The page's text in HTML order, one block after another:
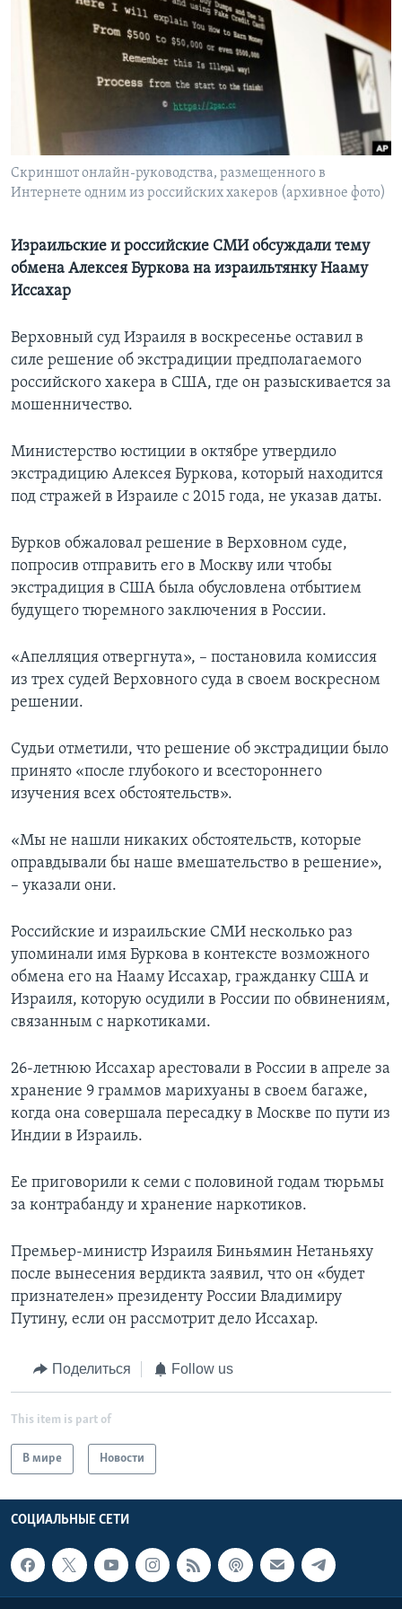
Learning English
СОЦИАЛЬНЫЕ СЕТИ
Скриншот онлайн-руководства, размещенного в
Интернете одним из российских хакеров (архивное фото)
Израильские и российские СМИ обсуждали тему
обмена Алексея Буркова на израильтянку Нааму
Иссахар
Верховный суд Израиля в воскресенье оставил в
силе решение об экстрадиции предполагаемого
российского хакера в США, где он разыскивается за
мошенничество.
Министерство юстиции в октябре утвердило
экстрадицию Алексея Буркова, который находится
под стражей в Израиле с 2015 года, не указав даты.
Бурков обжаловал решение в Верховном суде,
попросив отправить его в Москву или чтобы
экстрадиция в США была обусловлена отбытием
будущего тюремного заключения в России.
«Апелляция отвергнута», – постановила комиссия
из трех судей Верховного суда в своем воскресном
решении.
Судьи отметили, что решение об экстрадиции было
принято «после глубокого и всестороннего
изучения всех обстоятельств».
«Мы не нашли никаких обстоятельств, которые
оправдывали бы наше вмешательство в решение»,
– указали они.
Российские и израильские СМИ несколько раз
упоминали имя Буркова в контексте возможного
обмена его на Нааму Иссахар, гражданку США и
Израиля, которую осудили в России по обвинениям,
связанным с наркотиками.
26-летнюю Иссахар арестовали в России в апреле за
хранение 9 граммов марихуаны в своем багаже,
когда она совершала пересадку в Москве по пути из
Индии в Израиль.
Ее приговорили к семи с половиной годам тюрьмы
за контрабанду и хранение наркотиков.
Премьер-министр Израиля Биньямин Нетаньяху
после вынесения вердикта заявил, что он «будет
признателен» президенту России Владимиру
Путину, если он рассмотрит дело Иссахар.
Поделиться Follow us
This item is part of
В мире Новости
СОЦИАЛЬНЫЕ СЕТИ